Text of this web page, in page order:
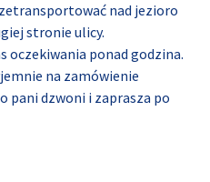
nad jezioro
stronie ulicy.
oczekiwania ponad godzina.
na zamówienie
pani dzwoni i zaprasza po